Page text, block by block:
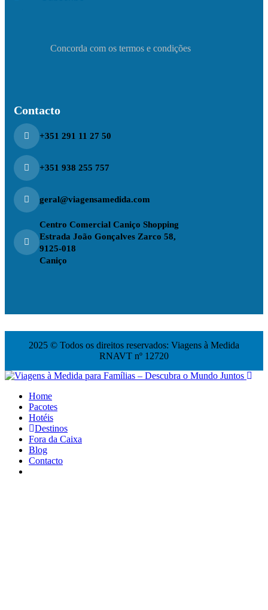
Concorda com os termos e condições
Contacto
+351 291 11 27 50
+351 938 255 757
geral@viagensamedida.com
Centro Comercial Caniço Shopping
Estrada João Gonçalves Zarco 58,
9125-018
Caniço
2025 © Todos os direitos reservados: Viagens à Medida
RNAVT nº 12720
Home
Pacotes
Hotéis
Destinos
Fora da Caixa
Blog
Contacto